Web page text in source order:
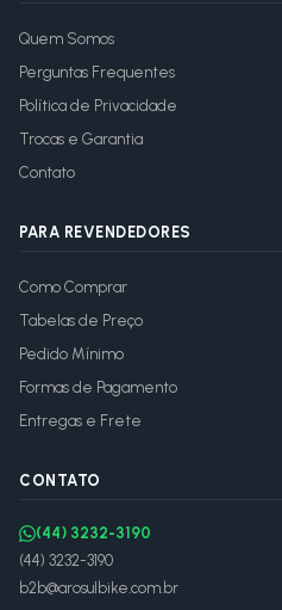
Quem Somos
Perguntas Frequentes
Política de Privacidade
Trocas e Garantia
Contato
PARA REVENDEDORES
Como Comprar
Tabelas de Preço
Pedido Mínimo
Formas de Pagamento
Entregas e Frete
CONTATO
(44) 3232-3190
(44) 3232-3190
b2b@arosulbike.com.br